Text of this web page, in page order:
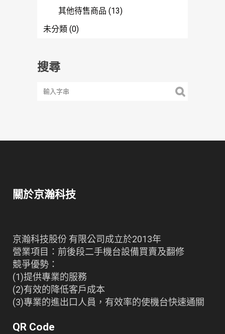
其他待售商品 (13)
未分類 (0)
搜尋
關於京瀚科技
京瀚科技股份 有限公司成立於2013年
營業項目：前後段二手機台設備買賣及翻修
競爭優勢：
(1)提供專業的服務
(2)有效的降低客戶成本
(3)專業的進出口人員，有效率的使機台快速通關
QR Code